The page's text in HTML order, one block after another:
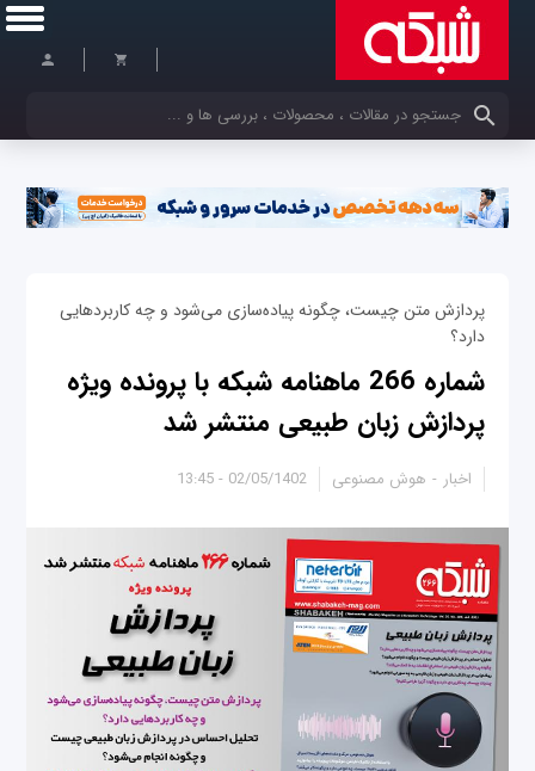
کلمات کلیدی خود را وارد کنید
پردازش متن چیست، چگونه پیاده‌سازی می‌شود و چه کاربردهایی
دارد؟
شماره 266 ماهنامه شبکه با پرونده ویژه
پردازش زبان طبیعی منتشر شد
02/05/1402 - 13:45 اخبار هوش مصنوعی